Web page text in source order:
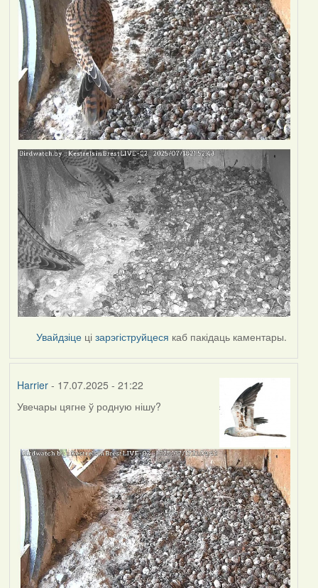
Увайдзіце цізарэгіструйцеся каб пакідаць каментары.
Harrier- 17.07.2025 - 21:22
Увечары цягне ў родную нішу?